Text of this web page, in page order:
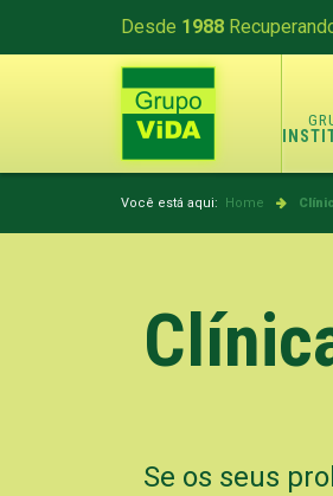
Desde 1988
Você está aqui: Home
Se os seus